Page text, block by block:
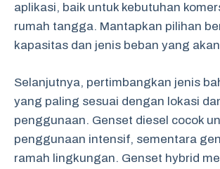
aplikasi, baik untuk kebutuhan
rumah tangga. Mantapkan pilihan
kapasitas dan jenis beban yang
Selanjutnya, pertimbangkan jenis
yang paling sesuai dengan lokasi
penggunaan. Genset diesel cocok
penggunaan intensif, sementara
ramah lingkungan. Genset hybrid